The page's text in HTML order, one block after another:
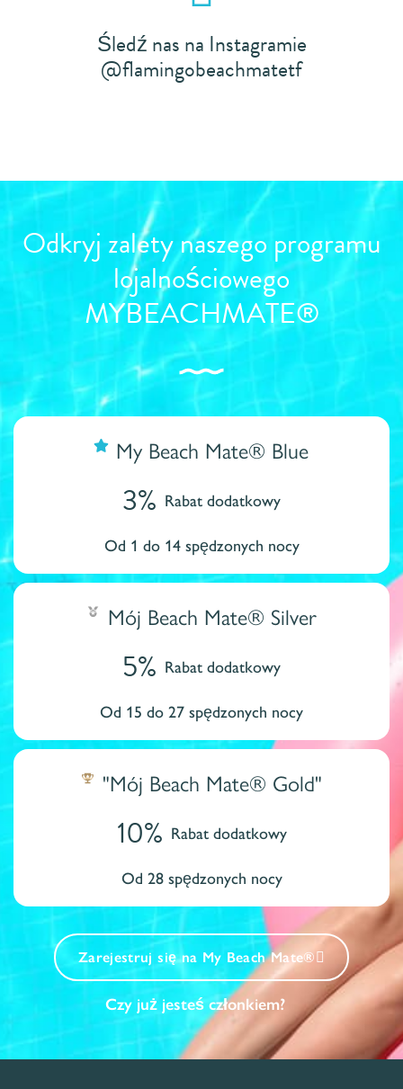
Śledź nas na Instagramie
@flamingobeachmatetf
Odkryj zalety naszego programu
lojalnościowego
MYBEACHMATE®
My Beach Mate® Blue
3% Rabat dodatkowy
Od 1 do 14 spędzonych nocy
Mój Beach Mate® Silver
5% Rabat dodatkowy
Od 15 do 27 spędzonych nocy
"Mój Beach Mate® Gold"
10% Rabat dodatkowy
Od 28 spędzonych nocy
Zarejestruj się na My Beach Mate®
Czy już jesteś członkiem?